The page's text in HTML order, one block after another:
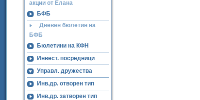
акции от Елана
БФБ
Дневен бюлетин на
БФБ
Бюлетини на КФН
Инвест. посредници
Управл. дружества
Инв.др. отворен тип
Инв.др. затворен тип